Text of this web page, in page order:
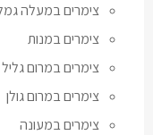
צימרים במעלה
צימרים במנות
צימרים במרום גליל
צימרים במרום גולן
צימרים במעונה